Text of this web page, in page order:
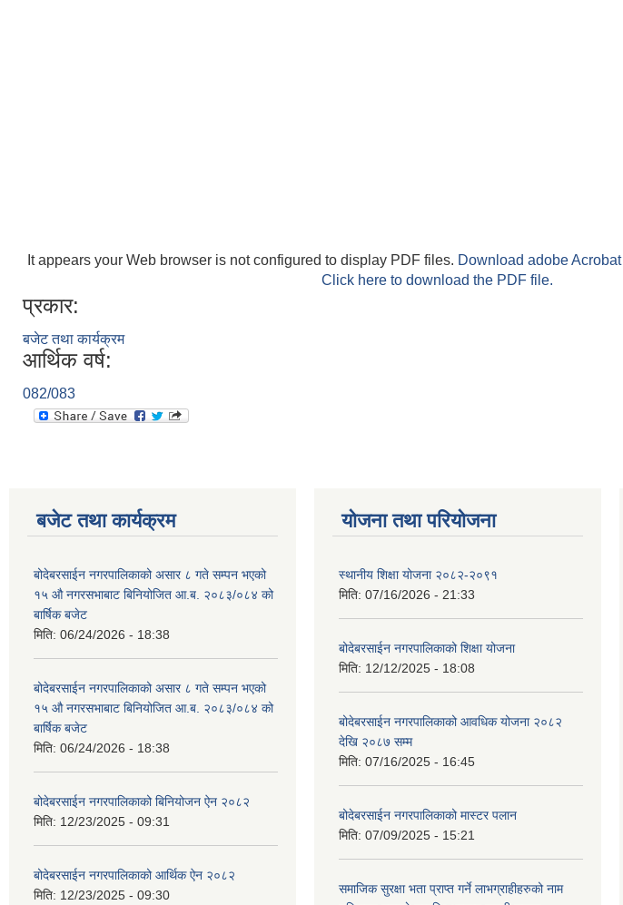
It appears your Web browser is not configured to display PDF files. Download adobe Acrobat
Click here to download the PDF file.
प्रकार:
बजेट तथा कार्यक्रम
आर्थिक वर्ष:
082/083
बजेट तथा कार्यक्रम
बोदेबरसाईन नगरपालिकाको असार ८ गते सम्पन भएको
१५ ‍‍‍औ नगरसभाबाट बिनियोजित आ.ब. २०८३/०८४ को
बार्षिक बजेट
मिति: 06/24/2026 - 18:38
बोदेबरसाईन नगरपालिकाको असार ८ गते सम्पन भएको
१५ ‍‍‍औ नगरसभाबाट बिनियोजित आ.ब. २०८३/०८४ को
बार्षिक बजेट
मिति: 06/24/2026 - 18:38
बोदेबरसाईन नगरपालिकाको बिनियोजन ऐन २०८२
मिति: 12/23/2025 - 09:31
बोदेबरसाईन नगरपालिकाको आर्थिक ऐन २०८२
मिति: 12/23/2025 - 09:30
योजना तथा परियोजना
स्थानीय शिक्षा योजना २०८२-२०९१
मिति: 07/16/2026 - 21:33
बोदेबरसाईन नगरपालिकाको शिक्षा योजना
मिति: 12/12/2025 - 18:08
बोदेबरसाईन नगरपालिकाको आवधिक योजना २०८२
देखि २०८७ सम्म
मिति: 07/16/2025 - 16:45
बोदेबरसाईन नगरपालिकाको मास्टर पलान
मिति: 07/09/2025 - 15:21
समाजिक सुरक्षा भता प्राप्त गर्ने लाभग्राहीहरुको नाम